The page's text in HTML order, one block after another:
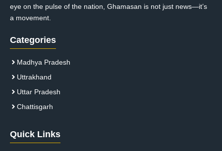
eye on the pulse of the nation, Ghamasan is not just news—it’s
a movement.
Categories
Madhya Pradesh
Uttrakhand
Uttar Pradesh
Chattisgarh
Quick Links